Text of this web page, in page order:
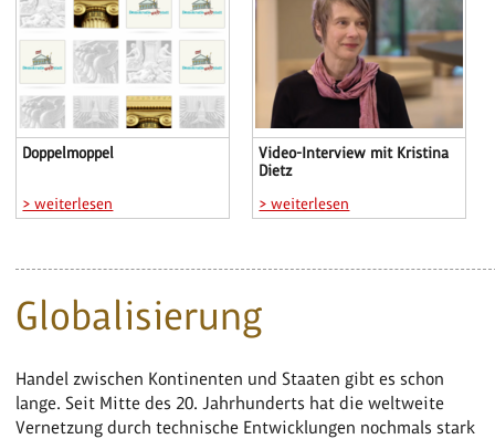
Doppelmoppel
> weiterlesen
Video-Interview mit Kristina
Dietz
> weiterlesen
Globalisierung
Handel zwischen Kontinenten und Staaten gibt es schon
lange. Seit Mitte des 20. Jahrhunderts hat die weltweite
Vernetzung durch technische Entwicklungen nochmals stark